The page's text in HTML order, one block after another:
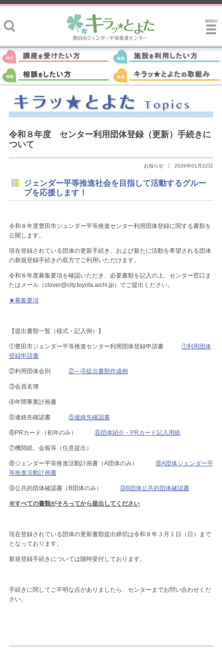
令和８年度 センター利用団体登録（更新）手続きに
ついて
お知らせ ｜ 2026年01月22日
ジェンダー平等推進社会を目指して活動するグルー
プを応援します！
令和８年度豊田市ジェンダー平等推進センター利用団体登録に関する書類を
公開します。
現在登録されている団体の更新手続き、および新たに活動を希望される団体
の新規登録手続きの双方でご利用いただけます。
令和８年度募集要項を確認いただき、必要書類を記入の上、センター窓口ま
たはメール（clover@city.toyota.aichi.jp）でご提出ください。
★募集要項
【提出書類一覧（様式・記入例）】
①豊田市ジェンダー平等推進センター利用団体登録申請書 ①利用団体
登録申請書
②利用団体会則 ②～④提出書類作成例
③会員名簿
④年間事業計画書
⑤連絡先確認書 ⑤連絡先確認書
⑥PRカード（初年のみ） ⑥団体紹介・PRカード記入用紙
⑦機関紙、会報等（任意提出）
⑧ジェンダー平等推進活動計画書（A団体のみ） ⑧A団体ジェンダー平
等推進活動計画書
⑨公共的団体確認書（B団体のみ） ⑨B団体公共的団体確認書
※すべての書類がそろってから提出してください
現在登録されている団体の更新書類提出締切は令和８年３月１日（日）まで
となっております。
新規登録手続きについては随時受付しております。
手続きに関してご不明な点がありましたら、センターまでお問い合わせくだ
さい。